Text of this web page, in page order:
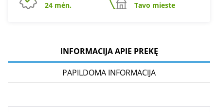
24 mėn.
Tavo mieste
INFORMACIJA APIE PREKĘ
PAPILDOMA INFORMACIJA